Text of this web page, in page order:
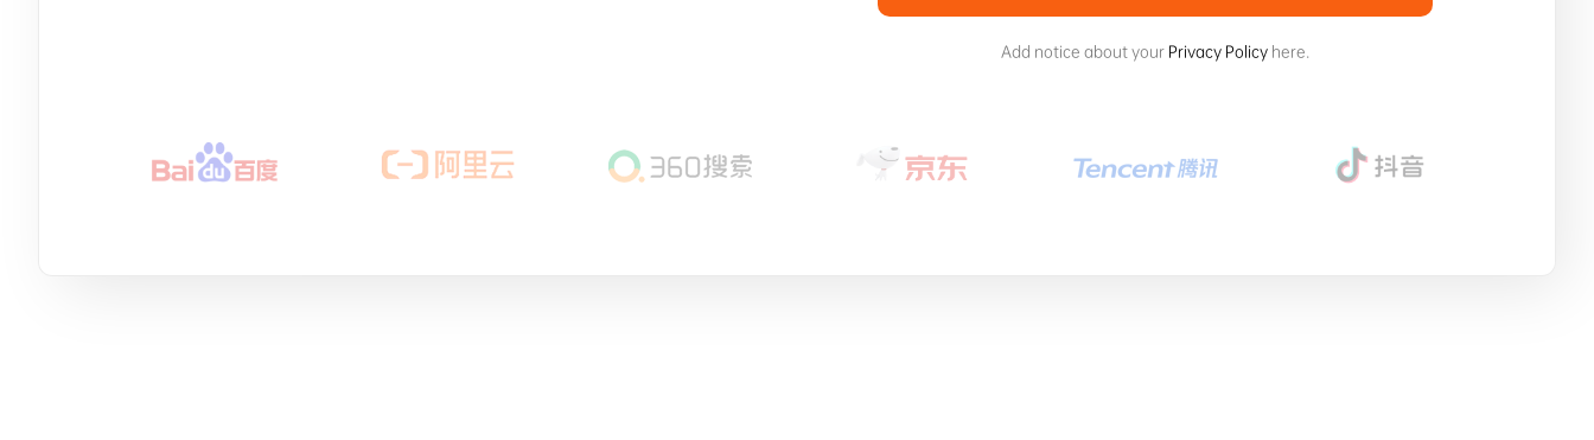
Add notice about your Privacy Policyhere.